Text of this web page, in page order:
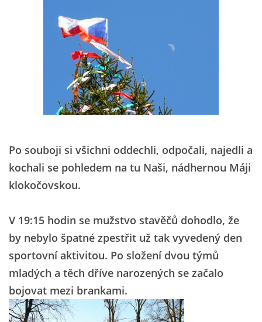
Po souboji si všichni oddechli, odpočali, najedli a
kochali se pohledem na tu Naši, nádhernou Máji
klokočovskou.
V 19:15 hodin se mužstvo stavěčů dohodlo, že
by nebylo špatné zpestřit už tak vyvedený den
sportovní aktivitou. Po složení dvou týmů
mladých a těch dříve narozených se začalo
bojovat mezi brankami.